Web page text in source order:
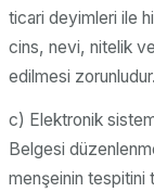
ticari deyimleri ile
cins, nevi, nitelik
edilmesi zorunludur.
c) Elektronik
Belgesi
menşeinin tespitini